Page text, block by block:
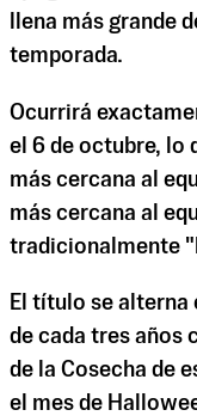
llena más grande
temporada.
Ocurrirá
el 6 de octubre, lo
más cercana al
más cercana al
tradicionalmente
El título se alterna
de cada tres años
de la Cosecha de
el mes de